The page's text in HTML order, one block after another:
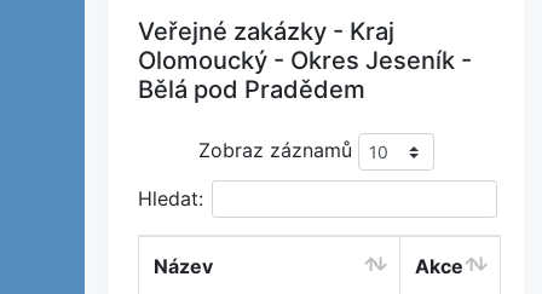
Veřejné zakázky - Kraj
Olomoucký - Okres Jeseník -
Bělá pod Pradědem
Zobraz záznamů
Hledat:
Název Akce